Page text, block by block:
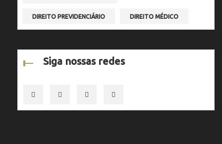
DIREITO PREVIDENCIÁRIO DIREITO MÉDICO
Siga nossas redes